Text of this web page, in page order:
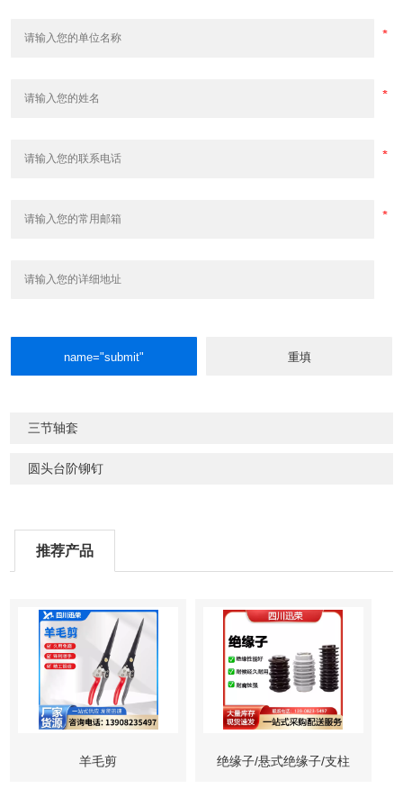
三节轴套
圆头台阶铆钉
推荐产品
羊毛剪 绝缘子/悬式绝缘子/支柱